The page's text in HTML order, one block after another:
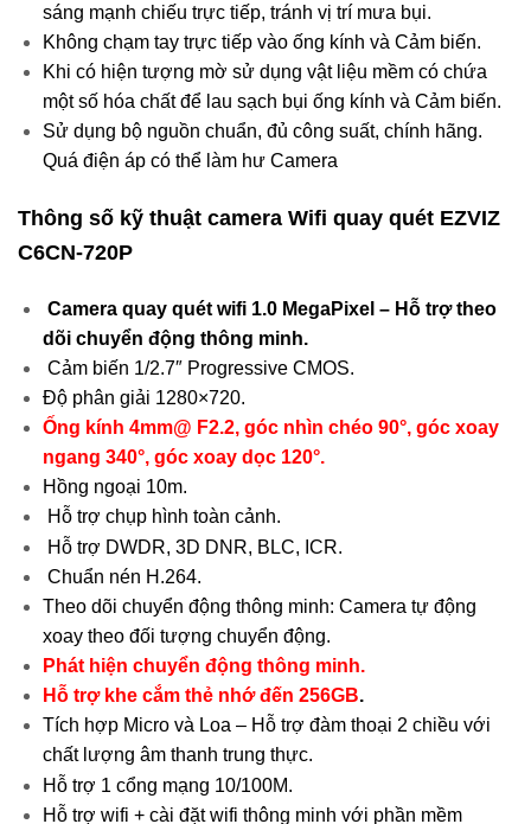
sáng mạnh chiếu trực tiếp, tránh vị trí mưa bụi.
Không chạm tay trực tiếp vào ống kính và Cảm biến.
Khi có hiện tượng mờ sử dụng vật liệu mềm có chứa
một số hóa chất để lau sạch bụi ống kính và Cảm biến.
Sử dụng bộ nguồn chuẩn, đủ công suất, chính hãng.
Quá điện áp có thể làm hư Camera
Thông số kỹ thuật camera Wifi quay quét EZVIZ
C6CN-720P
Camera quay quét wifi 1.0 MegaPixel – Hỗ trợ theo
dõi chuyển động thông minh.
Cảm biến 1/2.7″ Progressive CMOS.
Độ phân giải 1280×720.
Ống kính 4mm@ F2.2, góc nhìn chéo 90°, góc xoay
ngang 340°, góc xoay dọc 120°.
Hồng ngoại 10m.
Hỗ trợ chụp hình toàn cảnh.
Hỗ trợ DWDR, 3D DNR, BLC, ICR.
Chuẩn nén H.264.
Theo dõi chuyển động thông minh: Camera tự động
xoay theo đối tượng chuyển động.
Phát hiện chuyển động thông minh.
Hỗ trợ khe cắm thẻ nhớ đến 256GB.
Tích hợp Micro và Loa – Hỗ trợ đàm thoại 2 chiều với
chất lượng âm thanh trung thực.
Hỗ trợ 1 cổng mạng 10/100M.
Hỗ trợ wifi + cài đặt wifi thông minh với phần mềm